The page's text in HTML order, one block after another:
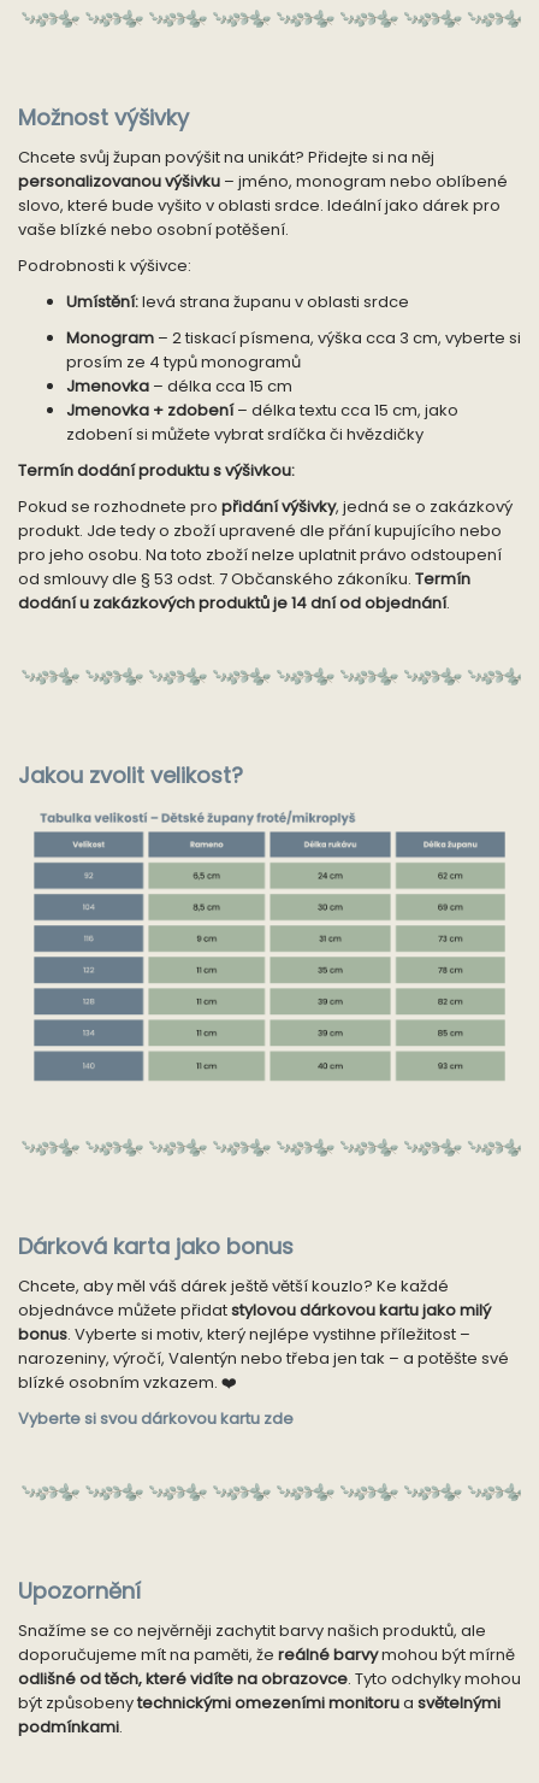
Možnost výšivky
Chcete svůj župan povýšit na unikát? Přidejte si na něj
personalizovanou výšivku – jméno, monogram nebo oblíbené
slovo, které bude vyšito v oblasti srdce. Ideální jako dárek pro
vaše blízké nebo osobní potěšení.
Podrobnosti k výšivce:
Umístění:levá strana županu v oblasti srdce
Monogram – 2 tiskací písmena, výška cca 3 cm, vyberte si
prosím ze 4 typů monogramů
Jmenovka – délka cca 15 cm
Jmenovka + zdobení– délka textu cca 15 cm, jako
zdobení si můžete vybrat srdíčka či hvězdičky
Termín dodání produktu s výšivkou:
Pokud se rozhodnete pro přidání výšivky, jedná se o zakázkový
produkt. Jde tedy o zboží upravené dle přání kupujícího nebo
pro jeho osobu. Na toto zboží nelze uplatnit právo odstoupení
od smlouvy dle § 53 odst. 7 Občanského zákoníku. Termín
dodání u zakázkových produktů je 14 dní od objednání.
Jakou zvolit velikost?
Dárková karta jako bonus
Chcete, aby měl váš dárek ještě větší kouzlo? Ke každé
objednávce můžete přidatstylovou dárkovou kartu jako milý
bonus. Vyberte si motiv, který nejlépe vystihne příležitost –
narozeniny, výročí, Valentýn nebo třeba jen tak – a potěšte své
blízké osobním vzkazem. ❤️
Vyberte si svou dárkovou kartu zde
Upozornění
Snažíme se co nejvěrněji zachytit barvy našich produktů, ale
doporučujeme mít na paměti, že reálné barvymohou být mírně
odlišné od těch, které vidíte na obrazovce. Tyto odchylky mohou
být způsobenytechnickými omezeními monitorua světelnými
podmínkami.